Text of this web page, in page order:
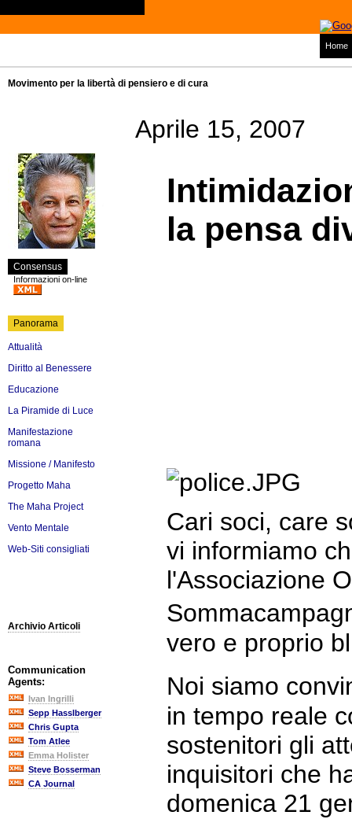
Home
Movimento per la libertà di pensiero e di cura
Consensus
Informazioni on-line
Panorama
Attualità
Diritto al Benessere
Educazione
La Piramide di Luce
Manifestazione
romana
Missione / Manifesto
Progetto Maha
The Maha Project
Vento Mentale
Web-Siti consigliati
Archivio Articoli
Communication
Agents:
Ivan Ingrilli
Sepp Hasslberger
Chris Gupta
Tom Atlee
Emma Holister
Steve Bosserman
CA Journal
Aprile 15, 2007
la pensa
Cari soci, care
vi informiamo
l'Associazione
vero e proprio
Noi siamo
in tempo reale
sostenitori gli
inquisitori che
domenica 21